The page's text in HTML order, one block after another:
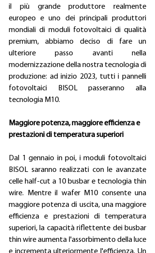
il più grande produttore realmente
europeo e uno dei principali produttori
mondiali di moduli fotovoltaici di qualità
premium, abbiamo deciso di fare un
ulteriore passo avanti nella
modernizzazione della nostra tecnologia di
produzione: ad inizio 2023, tutti i pannelli
fotovoltaici BISOL passeranno alla
tecnologia M10.
Maggiore potenza, maggiore efficienza e
prestazioni di temperatura superiori
Dal 1 gennaio in poi, i moduli fotovoltaici
BISOL saranno realizzati con le avanzate
celle half-cut a 10 busbar e tecnologia thin
wire. Mentre il wafer M10 consente una
maggiore potenza di uscita, una maggiore
efficienza e prestazioni di temperatura
superiori, la capacità riflettente dei busbar
thin wire aumenta l'assorbimento della luce